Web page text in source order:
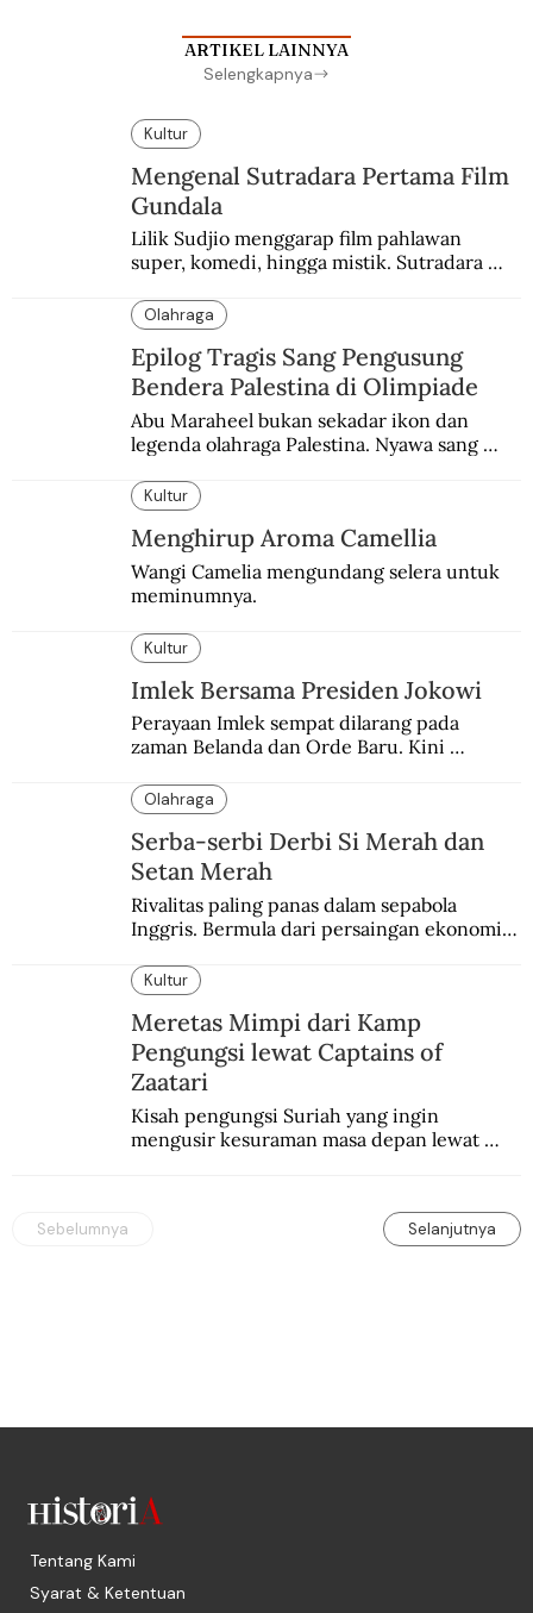
ARTIKEL LAINNYA
Selengkapnya
Kultur
Mengenal Sutradara Pertama Film
Gundala
Lilik Sudjio menggarap film pahlawan
super, komedi, hingga mistik. Sutradara
Olahraga
Epilog Tragis Sang Pengusung
Bendera Palestina di Olimpiade
Abu Maraheel bukan sekadar ikon dan
legenda olahraga Palestina. Nyawa sang
memblokade Rafah.
Kultur
Menghirup Aroma Camellia
Wangi Camelia mengundang selera untuk
meminumnya.
Kultur
Imlek Bersama Presiden Jokowi
Perayaan Imlek sempat dilarang pada
zaman Belanda dan Orde Baru. Kini
Olahraga
Serba-serbi Derbi Si Merah dan
Setan Merah
Rivalitas paling panas dalam sepabola
Inggris. Bermula dari persaingan ekonomi
Kultur
Meretas Mimpi dari Kamp
Pengungsi lewat Captains of
Zaatari
Kisah pengungsi Suriah yang ingin
mengusir kesuraman masa depan lewat
Sebelumnya Selanjutnya
Tentang Kami
Syarat & Ketentuan